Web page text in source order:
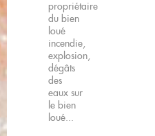
propriétaire
du bien
loué
incendie,
explosion,
dégâts
des
eaux sur
le bien
loué...